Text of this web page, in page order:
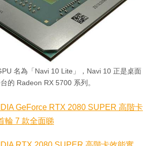
名為「Navi 10 Lite」，Navi 10 正是桌面
的 Radeon RX 5700 系列。
GeForce RTX 2080 SUPER 高階卡
輪 7 款全面睇